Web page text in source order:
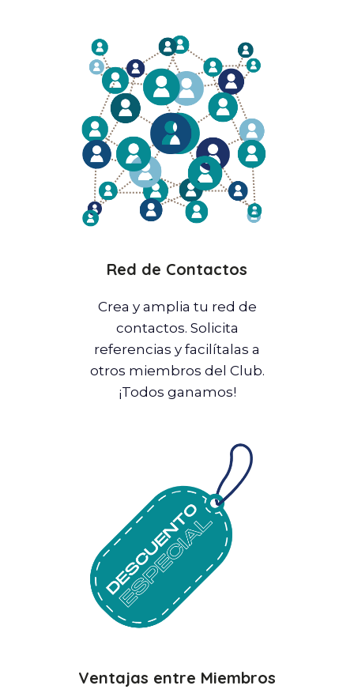
Red de Contactos
Crea y amplia tu red de
contactos. Solicita
referencias y facilítalas a
otros miembros del Club.
¡Todos ganamos!
Ventajas entre Miembros